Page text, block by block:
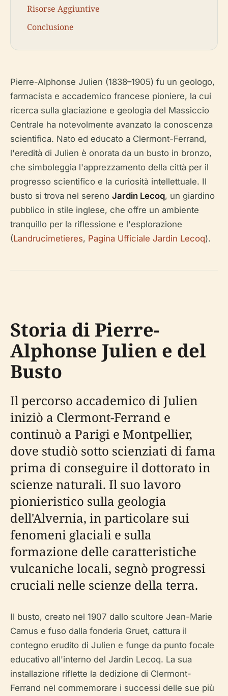
Risorse Aggiuntive
Conclusione
Pierre-Alphonse Julien (1838–1905) fu un geologo,
farmacista e accademico francese pioniere, la cui
ricerca sulla glaciazione e geologia del Massiccio
Centrale ha notevolmente avanzato la conoscenza
scientifica. Nato ed educato a Clermont-Ferrand,
l'eredità di Julien è onorata da un busto in bronzo,
che simboleggia l'apprezzamento della città per il
progresso scientifico e la curiosità intellettuale. Il
busto si trova nel sereno Jardin Lecoq, un giardino
pubblico in stile inglese, che offre un ambiente
tranquillo per la riflessione e l'esplorazione
(Landrucimetieres, Pagina Ufficiale Jardin Lecoq).
Storia di Pierre-
Alphonse Julien e del
Busto
Il percorso accademico di Julien
iniziò a Clermont-Ferrand e
continuò a Parigi e Montpellier,
dove studiò sotto scienziati di fama
prima di conseguire il dottorato in
scienze naturali. Il suo lavoro
pionieristico sulla geologia
dell'Alvernia, in particolare sui
fenomeni glaciali e sulla
formazione delle caratteristiche
vulcaniche locali, segnò progressi
cruciali nelle scienze della terra.
Il busto, creato nel 1907 dallo scultore Jean-Marie
Camus e fuso dalla fonderia Gruet, cattura il
contegno erudito di Julien e funge da punto focale
educativo all'interno del Jardin Lecoq. La sua
installazione riflette la dedizione di Clermont-
Ferrand nel commemorare i successi delle sue più